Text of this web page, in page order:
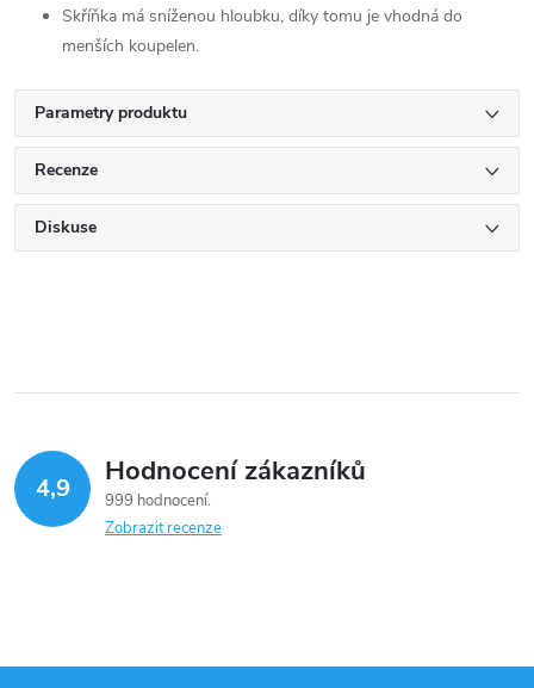
Skříňka má sníženou hloubku, díky tomu je vhodná do
menších koupelen.
Parametry produktu
Recenze
Diskuse
4,9 Hodnocení zákazníků
999 hodnocení
Zobrazit recenze